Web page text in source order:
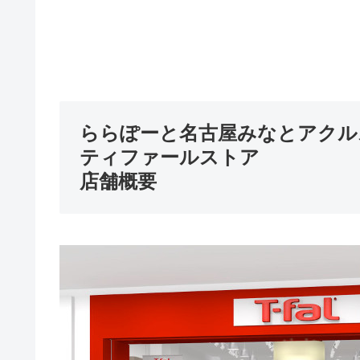
ららぽーと名古屋みなとアク
ティファールストア
店舗概要